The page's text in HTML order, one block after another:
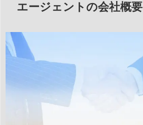
エージェントの会社概要